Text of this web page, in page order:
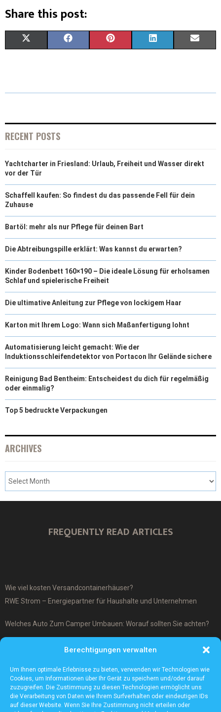
Berechtigungen verwalten
Um Ihnen optimale Erlebnisse zu bieten, verwenden wir Technologien wie
Cookies, um Informationen über Ihr Gerät zu speichern und/oder darauf
zuzugreifen. Die Zustimmung zu diesen Technologien ermöglicht uns
die Verarbeitung von Daten wie Ihrem Surfverhalten oder eindeutigen IDs
auf dieser Website. Wenn Sie Ihre Zustimmung nicht erteilen oder
Share this post:
W
E
)
E
K
T
S
K
N
I
RECENT POSTS
Yachtcharter in Friesland: Urlaub, Freiheit und Wasser direkt
vor der Tür
Schaffell kaufen: So findest du das passende Fell für dein
Zuhause
Bartöl: mehr als nur Pflege für deinen Bart
Die Abtreibungspille erklärt: Was kannst du erwarten?
Kinder Bodenbett 160×190 – Die ideale Lösung für erholsamen
Schlaf und spielerische Freiheit
Die ultimative Anleitung zur Pflege von lockigem Haar
Karton mit Ihrem Logo: Wann sich Maßanfertigung lohnt
Automatisierung leicht gemacht: Wie der
Induktionsschleifendetektor von Portacon Ihr Gelände sichere
Reinigung Bad Bentheim: Entscheidest du dich für regelmäßig
oder einmalig?
Top 5 bedruckte Verpackungen
ARCHIVES
FREQUENTLY READ ARTICLES
Wie viel kosten Versandcontainerhäuser?
RWE Strom – Energiepartner für Haushalte und Unternehmen
Welches Auto Zum Camper Umbauen: Worauf sollten Sie achten?
Was ist ein Cover-Up Tattoo?
Was macht ein Architekturmodellbauer?